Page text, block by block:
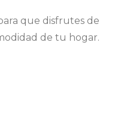
que disfrutes de
de tu hogar.